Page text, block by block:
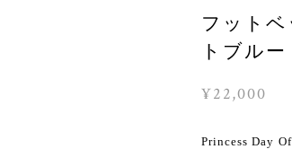
フット
トブルー
¥22,000
Princess Day